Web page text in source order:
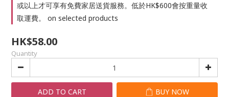
或以上才可享有免費家居送貨服務。低於HK$600會按重量收
取運費。 on selected products
HK$58.00
Quantity
ADD TO CART BUY NOW